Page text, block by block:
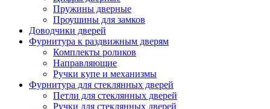
Пружины дверные
Проушины для замков
Доводчики дверей
Фурнитура к раздвижным дверям
Комплекты роликов
Направляющие
Ручки купе и механизмы
Фурнитура для стеклянных дверей
Петли для стеклянных дверей
Ручки для стеклянных дверей